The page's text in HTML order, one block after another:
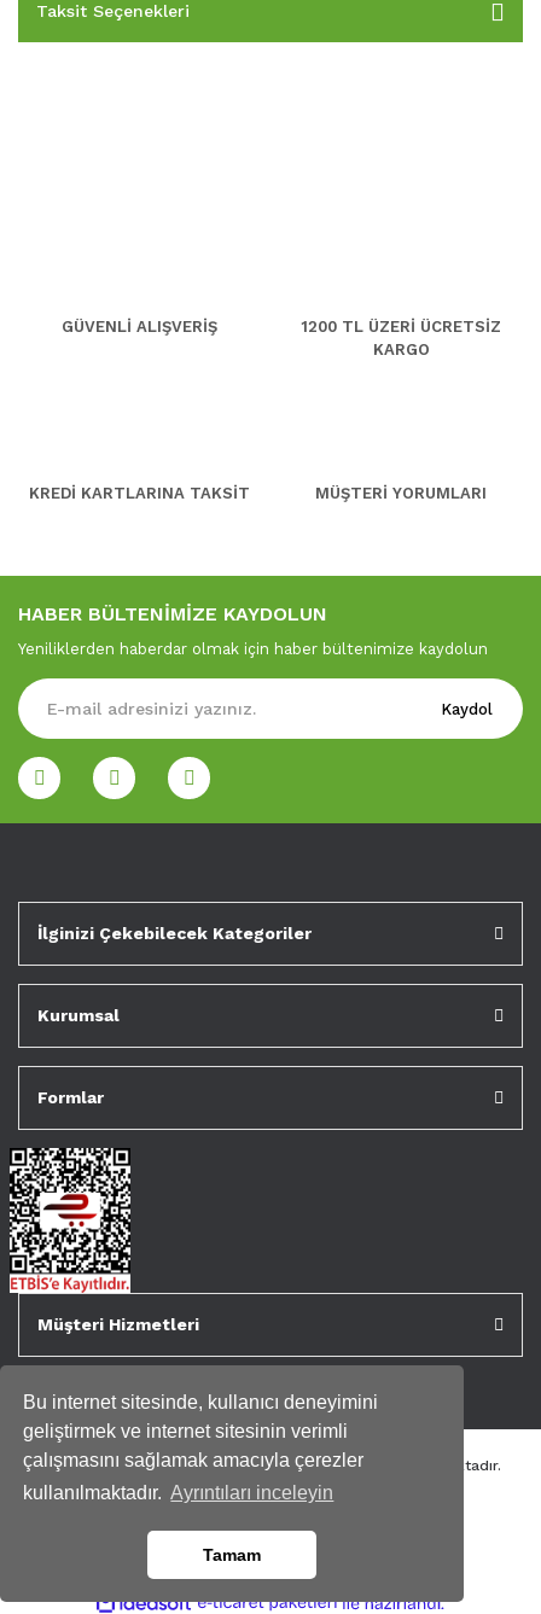
Bu internet sitesinde, kullanıcı deneyimini
geliştirmek ve internet sitesinin verimli
çalışmasını sağlamak amacıyla çerezler
kullanılmaktadır. Ayrıntıları inceleyin
Tamam
Taksit Seçenekleri
GÜVENLİ ALIŞVERİŞ
1200 TL ÜZERİ ÜCRETSİZ
KARGO
KREDİ KARTLARINA TAKSİT MÜŞTERİ YORUMLARI
HABER BÜLTENİMİZE KAYDOLUN
Yeniliklerden haberdar olmak için haber bültenimize kaydolun
Kaydol
İlginizi Çekebilecek Kategoriler
Kurumsal
Formlar
Müşteri Hizmetleri
Tüm kredi kartı bilgileriniz 256bit SSL Sertifikası ile korunmaktadır.
Genispencere.com Tüm Hakları Saklıdır.
ideasoft e- ile